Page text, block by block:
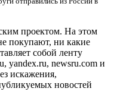
проектом. На этом
покупают, ни какие
собой ленту
yandex.ru, newsru.com и
искажения,
новостей